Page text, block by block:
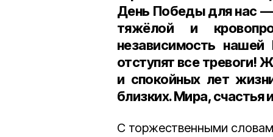
День Победы для нас —
тяжёлой и
независимость
отступят все тревоги!
и спокойных лет
близких. Мира, счастья
С торжественными